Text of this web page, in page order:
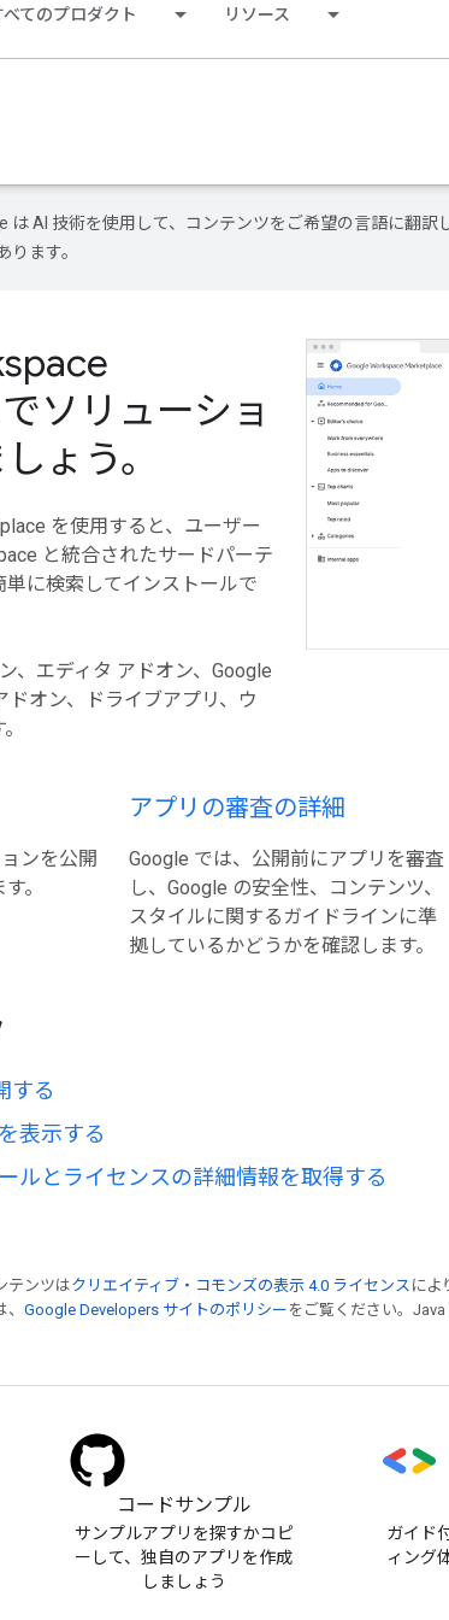
べてのプロダクト リソース
は AI 技術を使用して、コンテンツをご希望の言語に翻訳
ます。
ソリューショ
ょう。
を使用すると、ユーザー
と統合されたサードパーテ
に検索してインストールで
、エディタ アドオン、Google
ドオン、ドライブアプリ、ウ
ンを公開
。
アプリの審査の詳細
Google では、公開前にアプリを審査
し、Google の安全性、コンテンツ、
スタイルに関するガイドラインに準
拠しているかどうかを確認します。
する
表示する
ルとライセンスの詳細情報を取得する
テンツはクリエイティブ・コモンズの表示 4.0 ライセンス によ
Google Developers サイトのポリシー をご覧ください。Java
コードサンプル
サンプルアプリを探すかコピ
ーして、独自のアプリを作成
しましょう
ガイド
ィング